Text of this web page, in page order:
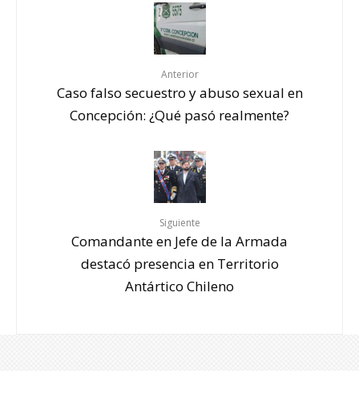
Anterior
Caso falso secuestro y abuso sexual en
Concepción: ¿Qué pasó realmente?
Siguiente
Comandante en Jefe de la Armada
destacó presencia en Territorio
Antártico Chileno